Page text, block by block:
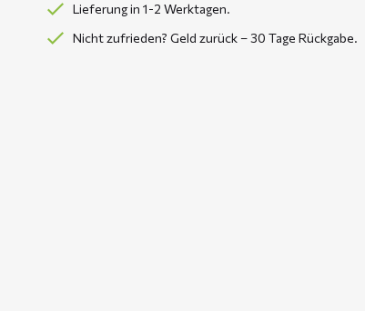
Lieferung in 1-2 Werktagen.
Nicht zufrieden? Geld zurück – 30 Tage Rückgabe.